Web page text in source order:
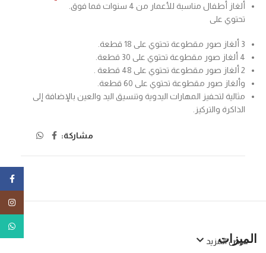
ألغاز أطفال مناسبة للأعمار من 4 سنوات فما فوق.
تحتوي على
3 ألغاز صور مقطوعة تحتوي على 18 قطعة.
4 ألغاز صور مقطوعة تحتوي على 30 قطعة.
2 ألغاز صور مقطوعة تحتوي على 48 قطعة .
وألغاز صور مقطوعة تحتوي على 60 قطعة.
مثالية لتحفيز المهارات اليدوية وتنسيق اليد والعين بالإضافة إلى
الذاكرة والتركيز.
مشاركة:
الميزات
عرض المزيد